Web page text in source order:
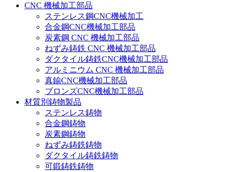
CNC 機械加工部品
ステンレス鋼CNC機械加工
合金鋼CNC機械加工部品
炭素鋼 CNC 機械加工部品
ねずみ鋳鉄 CNC 機械加工部品
ダクタイル鋳鉄CNC機械加工部品
アルミニウム CNC 機械加工部品
真鍮CNC機械加工部品
ブロンズCNC機械加工部品
材質別鋳物製品
ステンレス鋳物
合金鋼鋳物
炭素鋼鋳物
ねずみ鋳鉄鋳物
ダクタイル鋳鉄鋳物
可鍛鋳鉄鋳物